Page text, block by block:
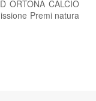
ORTONA CALCIO
Premi natura